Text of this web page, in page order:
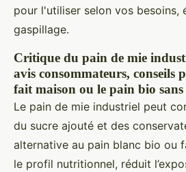
pour l'utiliser selon vos besoins,
gaspillage.
Critique du pain de mie
avis consommateurs, conseils
fait maison ou le pain bio
Le pain de mie industriel peut
du sucre ajouté et des
alternative au pain blanc bio ou
le profil nutritionnel, réduit